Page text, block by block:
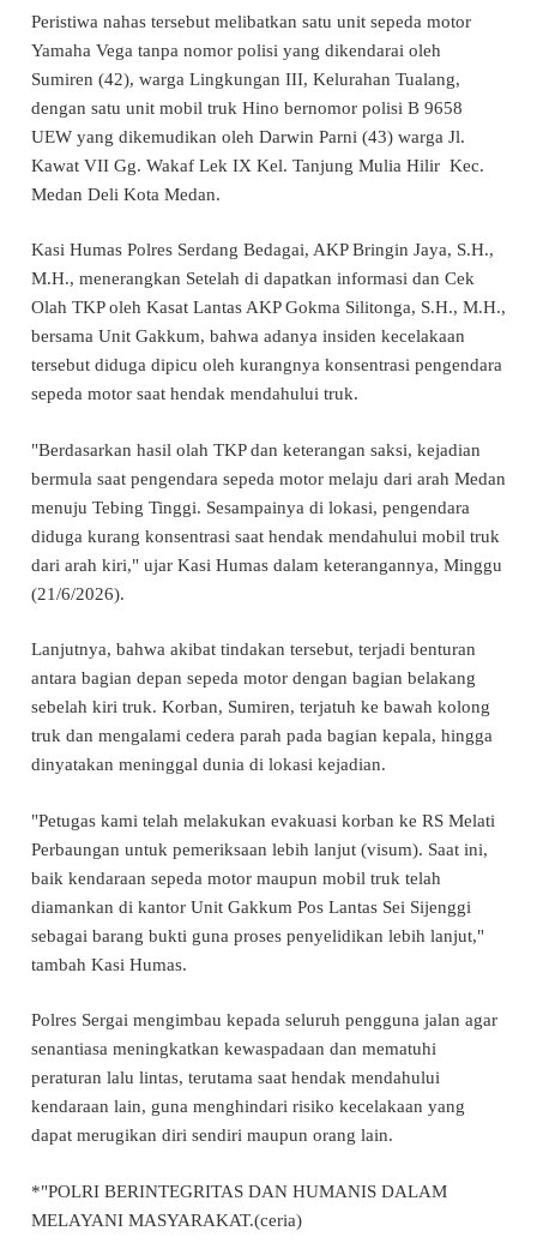
Peristiwa nahas tersebut melibatkan satu unit sepeda motor
Yamaha Vega tanpa nomor polisi yang dikendarai oleh
Sumiren (42), warga Lingkungan III, Kelurahan Tualang,
dengan satu unit mobil truk Hino bernomor polisi B 9658
UEW yang dikemudikan oleh Darwin Parni (43) warga Jl.
Kawat VII Gg. Wakaf Lek IX Kel. Tanjung Mulia Hilir Kec.
Medan Deli Kota Medan.
Kasi Humas Polres Serdang Bedagai, AKP Bringin Jaya, S.H.,
M.H., menerangkan Setelah di dapatkan informasi dan Cek
Olah TKP oleh Kasat Lantas AKP Gokma Silitonga, S.H., M.H.,
bersama Unit Gakkum, bahwa adanya insiden kecelakaan
tersebut diduga dipicu oleh kurangnya konsentrasi pengendara
sepeda motor saat hendak mendahului truk.
"Berdasarkan hasil olah TKP dan keterangan saksi, kejadian
bermula saat pengendara sepeda motor melaju dari arah Medan
menuju Tebing Tinggi. Sesampainya di lokasi, pengendara
diduga kurang konsentrasi saat hendak mendahului mobil truk
dari arah kiri," ujar Kasi Humas dalam keterangannya, Minggu
(21/6/2026).
Lanjutnya, bahwa akibat tindakan tersebut, terjadi benturan
antara bagian depan sepeda motor dengan bagian belakang
sebelah kiri truk. Korban, Sumiren, terjatuh ke bawah kolong
truk dan mengalami cedera parah pada bagian kepala, hingga
dinyatakan meninggal dunia di lokasi kejadian.
"Petugas kami telah melakukan evakuasi korban ke RS Melati
Perbaungan untuk pemeriksaan lebih lanjut (visum). Saat ini,
baik kendaraan sepeda motor maupun mobil truk telah
diamankan di kantor Unit Gakkum Pos Lantas Sei Sijenggi
sebagai barang bukti guna proses penyelidikan lebih lanjut,"
tambah Kasi Humas.
Polres Sergai mengimbau kepada seluruh pengguna jalan agar
senantiasa meningkatkan kewaspadaan dan mematuhi
peraturan lalu lintas, terutama saat hendak mendahului
kendaraan lain, guna menghindari risiko kecelakaan yang
dapat merugikan diri sendiri maupun orang lain.
*"POLRI BERINTEGRITAS DAN HUMANIS DALAM
MELAYANI MASYARAKAT.(ceria)